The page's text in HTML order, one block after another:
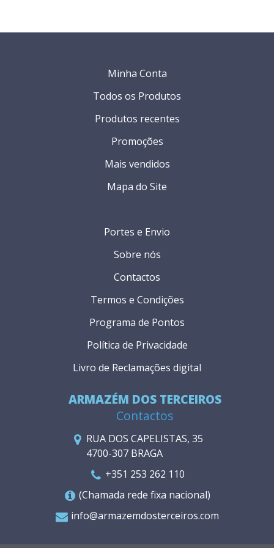
ARMAZÉM DOS TERCEIROS
Contactos
RUA DOS CAPELISTAS, 35
4700-307 BRAGA
+351 253 262 110
(Chamada rede fixa nacional)
info@armazemdosterceiros.com
Portes e Envio
Sobre nós
Contactos
Termos e Condições
Programa de Pontos
Política de Privacidade
Livro de Reclamações digital
Minha Conta
Todos os Produtos
Produtos recentes
Promoções
Mais vendidos
Mapa do Site